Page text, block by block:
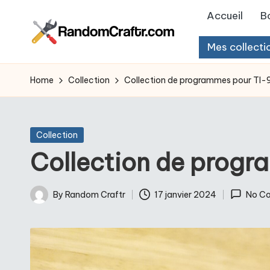
contentR
a
d
o
m
C
r
d’un
touche
tout
Accueil
Mes
Home Collection Collection de programmes pour TI-
Posted
Collection
Collection de
Posted
By Random Craftr 17 janvier 2024 No